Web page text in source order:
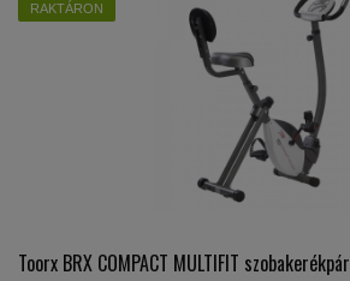
RAKTÁRON
Toorx BRX COMPACT MULTIFIT szobakerékpár